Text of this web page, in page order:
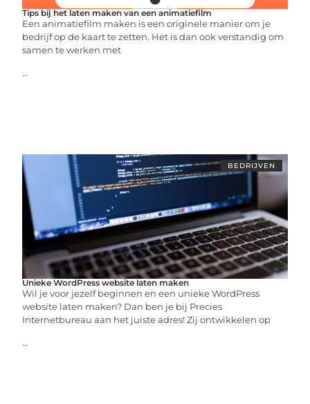
Tips bij het laten maken van een animatiefilm
Een animatiefilm maken is een originele manier om je
bedrijf op de kaart te zetten. Het is dan ook verstandig om
samen te werken met
...
BEDRIJVEN
Unieke WordPress website laten maken
Wil je voor jezelf beginnen en een unieke WordPress
website laten maken? Dan ben je bij Precies
Internetbureau aan het juiste adres! Zij ontwikkelen op
...